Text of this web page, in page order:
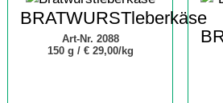
BRATWURSTleberkäse
Art-Nr. 2088
150 g / € 29,00/kg